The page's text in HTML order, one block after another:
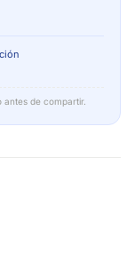
de compartir.